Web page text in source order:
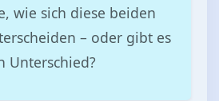
wie sich diese beiden
– oder gibt es
Unterschied?